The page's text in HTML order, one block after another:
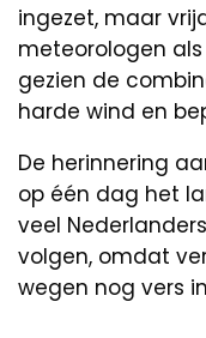
ingezet, maar
meteorologen
gezien de
harde wind en
De herinnering
op één dag het
veel
volgen, omdat
wegen nog vers